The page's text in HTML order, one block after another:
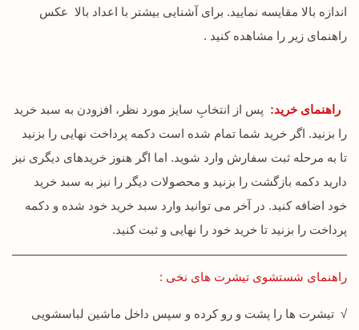
اندازه بالا مقایسه نمایید. برای آشنایی بیشتر با اعداد بالا عکس
راهنمای زیر را مشاهده کنید .
راهنمای خرید: پس از انتخابِ سایز مورد نظر، افزودن به سبد خرید
را بزنید. اگر خرید شما تمام شده است دکمه پرداخت نهایی را بزنید
تا به مرحله ثبت سفارش وارد شوید. اما اگر هنوز خریدهای دیگری نیز
دارید دکمه بازگشت را بزنید و محصولات دیگر را نیز به سبد خرید
خود اضافه کنید. در آخر می توانید وارد سبد خرید خود شده و دکمه
پرداخت را بزنید تا خرید خود را نهایی و ثبت کنید.
راهنمای شستشوی تیشرت های نخی :
√ تیشرت ها را پشت و رو کرده و سپس داخل ماشین لباسشویی